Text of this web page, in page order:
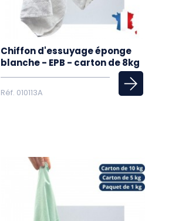
Chiffon d'essuyage éponge
blanche - EPB - carton de 8kg
Réf. 010113A